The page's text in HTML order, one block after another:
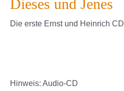
Dieses und Jenes
Die erste Ernst und Heinrich CD
Hinweis: Audio-CD